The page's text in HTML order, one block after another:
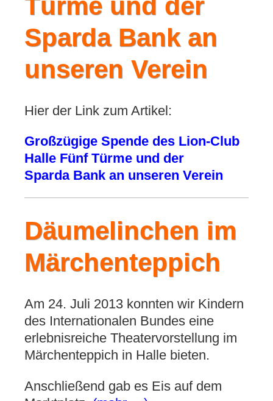
Sparda Bank an
unseren Verein
Hier der Link zum Artikel:
Großzügige Spende des Lion-Club
Halle Fünf Türme und der
Sparda Bank an unseren Verein
Däumelinchen im
Märchenteppich
Am 24. Juli 2013 konnten wir Kindern
des Internationalen Bundes eine
erlebnisreiche Theatervorstellung im
Märchenteppich in Halle bieten.
Anschließend gab es Eis auf dem